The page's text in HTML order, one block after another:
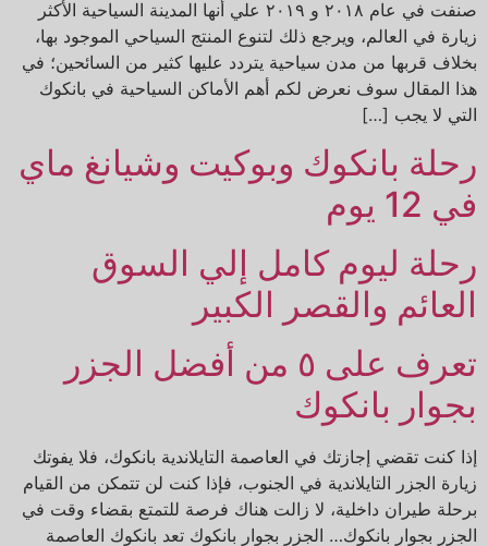
صنفت في عام ٢٠١٨ و ٢٠١٩ علي أنها المدينة السياحية الأكثر
زيارة في العالم، ويرجع ذلك لتنوع المنتج السياحي الموجود بها،
بخلاف قربها من مدن سياحية يتردد عليها كثير من السائحين؛ في
هذا المقال سوف نعرض لكم أهم الأماكن السياحية في بانكوك
التي لا يجب […]
رحلة بانكوك وبوكيت وشيانغ ماي
في 12 يوم
رحلة ليوم كامل إلي السوق
العائم والقصر الكبير
تعرف على ٥ من أفضل الجزر
بجوار بانكوك
إذا كنت تقضي إجازتك في العاصمة التايلاندية بانكوك، فلا يفوتك
زيارة الجزر التايلاندية في الجنوب، فإذا كنت لن تتمكن من القيام
برحلة طيران داخلية، لا زالت هناك فرصة للتمتع بقضاء وقت في
الجزر بجوار بانكوك… الجزر بجوار بانكوك تعد بانكوك العاصمة